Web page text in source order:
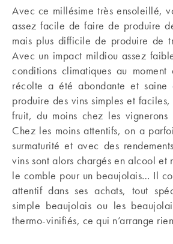
Avec ce millésime très ensoleillé,
assez facile de faire de produire
mais plus difficile de produire de
Avec un impact mildiou assez
conditions climatiques au
récolte a été abondante et saine
produire des vins simples et
fruit, du moins chez les vignerons
Chez les moins attentifs, on a
surmaturité et avec des
vins sont alors chargés en alcool et
le comble pour un beaujolais… Il
attentif dans ses achats, tout
simple beaujolais ou les
thermo-vinifiés, ce qui n’arrange